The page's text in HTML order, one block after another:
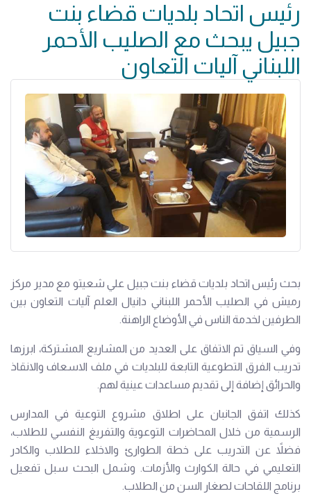
رئيس اتحاد بلديات قضاء بنت
جبيل يبحث مع الصليب الأحمر
اللبناني آليات التعاون
بحث رئيس اتحاد بلديات قضاء بنت جبيل علي شعيتو مع مدير مركز
رميش في الصليب الأحمر اللبناني دانيال العلم آليات التعاون بين
الطرفين لخدمة الناس في الأوضاع الراهنة.
وفي السياق تم الاتفاق على العديد من المشاريع المشتركة، ابرزها
تدريب الفرق التطوعية التابعة للبلديات في ملف الاسعاف والانقاذ
والحرائق إضافة إلى تقديم مساعدات عينية لهم.
كذلك اتفق الجانبان على اطلاق مشروع التوعية في المدارس
الرسمية من خلال المحاضرات التوعوية والتفريغ النفسي للطلاب،
فضلاً عن التدريب على خطة الطوارئ والاخلاء للطلاب والكادر
التعليمي في حالة الكوارث والأزمات. وشمل البحث سبل تفعيل
برنامج اللقاحات لصغار السن من الطلاب.